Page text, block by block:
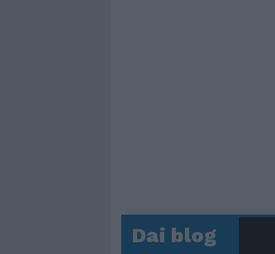
Dai blog